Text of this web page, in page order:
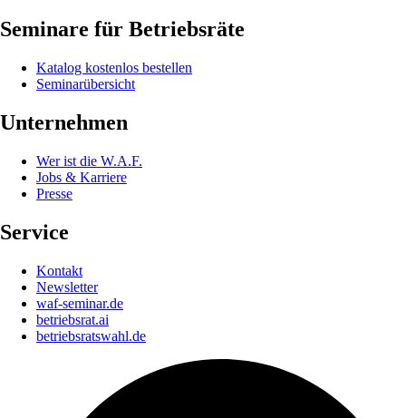
Seminare für Betriebsräte
Katalog kostenlos bestellen
Seminarübersicht
Unternehmen
Wer ist die W.A.F.
Jobs & Karriere
Presse
Service
Kontakt
Newsletter
waf-seminar.de
betriebsrat.ai
betriebsratswahl.de